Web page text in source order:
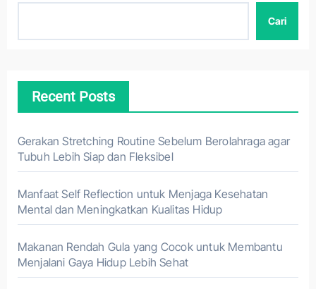
Cari
Recent Posts
Gerakan Stretching Routine Sebelum Berolahraga agar
Tubuh Lebih Siap dan Fleksibel
Manfaat Self Reflection untuk Menjaga Kesehatan
Mental dan Meningkatkan Kualitas Hidup
Makanan Rendah Gula yang Cocok untuk Membantu
Menjalani Gaya Hidup Lebih Sehat